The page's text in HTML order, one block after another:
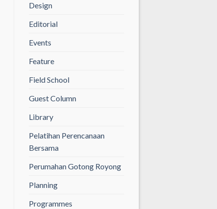
Design
Editorial
Events
Feature
Field School
Guest Column
Library
Pelatihan Perencanaan
Bersama
Perumahan Gotong Royong
Planning
Programmes